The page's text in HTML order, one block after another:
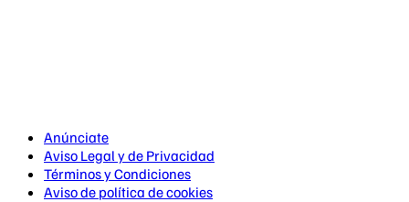
Anúnciate
Aviso Legal y de Privacidad
Términos y Condiciones
Aviso de política de cookies